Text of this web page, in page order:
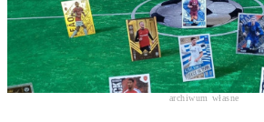
archiwum własne